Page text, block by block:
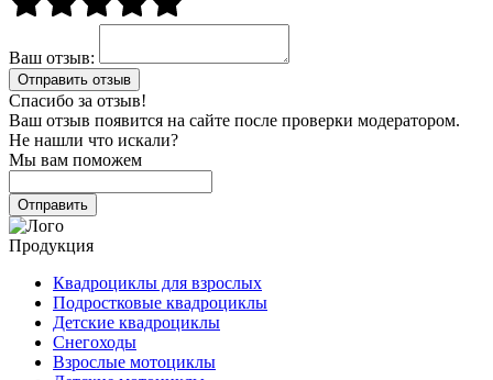
Ваш отзыв:
Спасибо за отзыв!
Ваш отзыв появится на сайте после проверки модератором.
Не нашли что искали?
Мы вам поможем
Продукция
Квадроциклы для взрослых
Подростковые квадроциклы
Детские квадроциклы
Снегоходы
Взрослые мотоциклы